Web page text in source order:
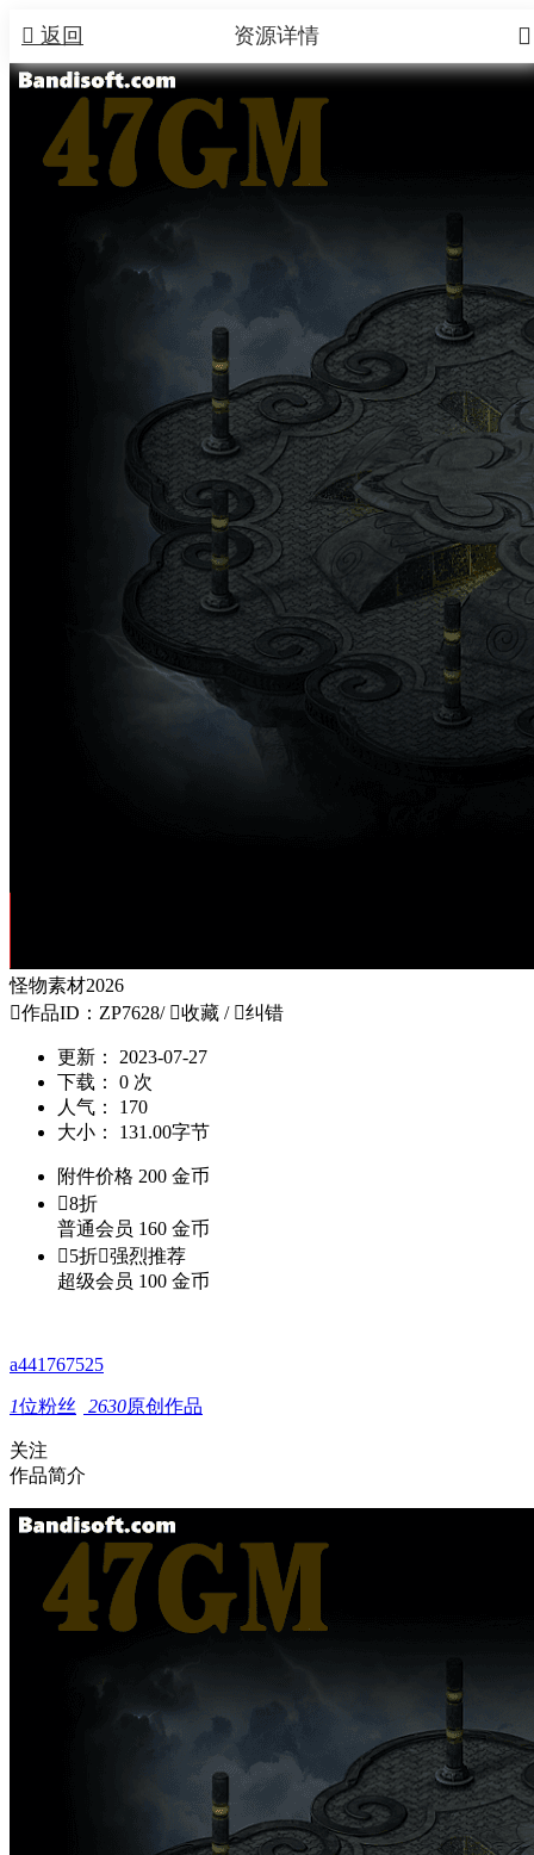
 返回 
资源详情
怪物素材2026
作品ID：ZP7628/ 收藏 / 纠错
更新：
2023-07-27
下载：
0 次
人气：
170
大小：
131.00字节
附件价格 200 金币
8折
普通会员 160 金币
5折强烈推荐
超级会员 100 金币
a441767525
1位粉丝 2630原创作品
关注
作品简介